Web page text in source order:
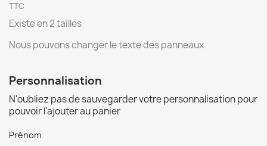
TTC
Existe en 2 tailles
Nous pouvons changer le texte des panneaux
Personnalisation
N'oubliez pas de sauvegarder votre personnalisation pour
pouvoir l'ajouter au panier
Prénom